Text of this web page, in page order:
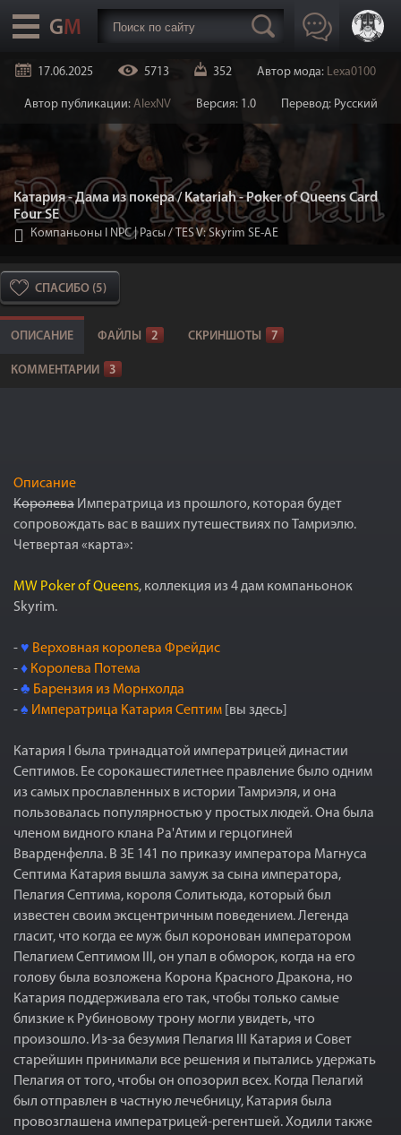
17.06.2025 5713 352 Автор мода: Lexa0100
Автор публикации: AlexNV Версия: 1.0 Перевод: Русский
Катария - Дама из покера / Katariah - Poker of Queens Card
Four SE
Компаньоны I NPC | Расы / TES V: Skyrim SE-AE
СПАСИБО (5)
ОПИСАНИЕ ФАЙЛЫ 2 СКРИНШОТЫ 7
КОММЕНТАРИИ 3
Описание
Королева Императрица из прошлого, которая будет
сопровождать вас в ваших путешествиях по Тамриэлю.
Четвертая «карта»:
MW Poker of Queens, коллекция из 4 дам компаньонок
Skyrim.
-♥ Верховная королева Фрейдис
-♦ Королева Потема
-♣ Барензия из Морнхолда
-♠ Императрица Катария Септим [вы здесь]
Катария I была тринадцатой императрицей династии
Септимов. Ее сорокашестилетнее правление было одним
из самых прославленных в истории Тамриэля, и она
пользовалась популярностью у простых людей. Она была
членом видного клана Ра'Атим и герцогиней
Вварденфелла. В 3E 141 по приказу императора Магнуса
Септима Катария вышла замуж за сына императора,
Пелагия Септима, короля Солитьюда, который был
известен своим эксцентричным поведением. Легенда
гласит, что когда ее муж был коронован императором
Пелагием Септимом III, он упал в обморок, когда на его
голову была возложена Корона Красного Дракона, но
Катария поддерживала его так, чтобы только самые
близкие к Рубиновому трону могли увидеть, что
произошло. Из-за безумия Пелагия III Катария и Совет
старейшин принимали все решения и пытались удержать
Пелагия от того, чтобы он опозорил всех. Когда Пелагий
был отправлен в частную лечебницу, Катария была
провозглашена императрицей-регентшей. Ходили также